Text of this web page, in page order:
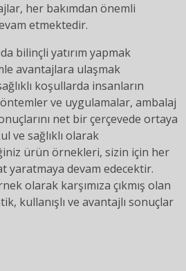
her bakımdan önemli
etmektedir.
bilinçli yatırım yapmak
avantajlara ulaşmak
koşullarda insanların
ve uygulamalar, ambalaj
net bir çerçevede ortaya
ve sağlıklı olarak
ürün örnekleri, sizin için her
yaratmaya devam edecektir.
olarak karşımıza çıkmış olan
kullanışlı ve avantajlı sonuçlar